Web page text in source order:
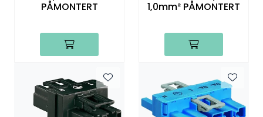
PÅMONTERT
1,0mm² PÅMONTERT